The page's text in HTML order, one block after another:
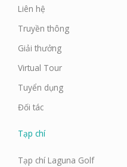
Liên hệ
Truyền thông
Giải thưởng
Virtual Tour
Tuyển dụng
Đối tác
Tạp chí
Tạp chí Laguna Golf